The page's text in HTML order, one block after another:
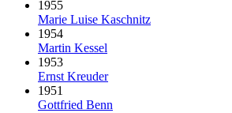
1955
Marie Luise Kaschnitz
1954
Martin Kessel
1953
Ernst Kreuder
1951
Gottfried Benn